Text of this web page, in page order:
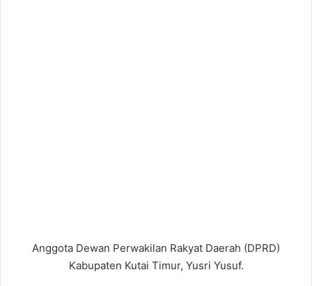
Anggota Dewan Perwakilan Rakyat Daerah (DPRD)
Kabupaten Kutai Timur, Yusri Yusuf.